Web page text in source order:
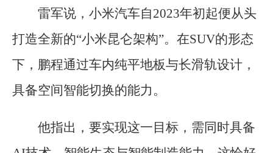
雷军说，小米汽车自2023年初起便从头
打造全新的“小米昆仑架构”。在SUV的形态
下，鹏程通过车内纯平地板与长滑轨设计，
具备空间智能切换的能力。
他指出，要实现这一目标，需同时具备